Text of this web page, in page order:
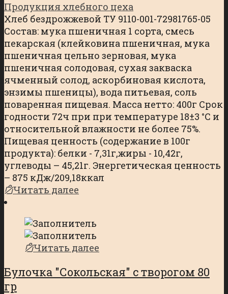
Продукция хлебного цеха
Хлеб бездрожжевой ТУ 9110-001-72981765-05
Состав: мука пшеничная 1 сорта, смесь
пекарская (клейковина пшеничная, мука
пшеничная цельно зерновая, мука
пшеничная солодовая, сухая закваска
ячменный солод, аскорбиновая кислота,
энзимы пшеницы), вода питьевая, соль
поваренная пищевая. Масса нетто: 400г Срок
годности 72ч при при температуре 18±3 °С и
относительной влажности не более 75%.
Пищевая ценность (содержание в 100г
продукта): белки - 7,31г,жиры - 10,42г,
углеводы – 45,21г. Энергетическая ценность
– 875 кДж/209,18ккал
Читать далее
Читать далее
Булочка "Сокольская" с творогом 80
гр